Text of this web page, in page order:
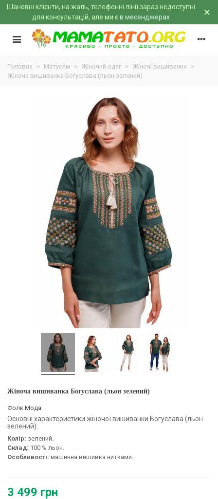
Шановні клієнти, на жаль, телефонні лінії зараз недоступні
для консультацій, але ми єв месенджерах ×
Головна > Матусям > Жіночий одяг > Жіночі вишиванки
>
Жіноча вишиванка Богуслава (льон зелений)
Жіноча вишиванка Богуслава (льон зелений)
Фолк Мода
Основні характеристики жіночої вишиванки Богуслава (льон
зелений):
Колір: зелений.
Склад: 100 % льон.
Особливості: машинна вишивка нитками.
3 499 грн